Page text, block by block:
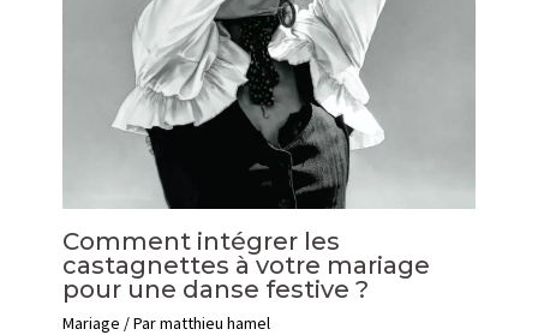
Comment intégrer les
castagnettes à votre mariage
pour une danse festive ?
Mariage / Parmatthieu hamel